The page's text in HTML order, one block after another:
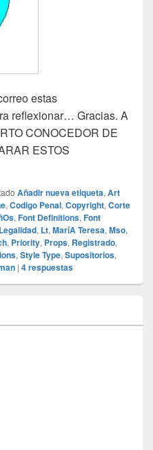
estas
reflexionar… Gracias. A
CONOCEDOR DE
ESTOS
Añadir nueva etiqueta, Art
, Codigo Penal, Copyright, Corte
, Font Definitions, Font
Legalidad, Lt, MaríA Teresa, Mso,
, Priority, Props, Registrado,
, Style Type, Supositorios,
| 4respuestas